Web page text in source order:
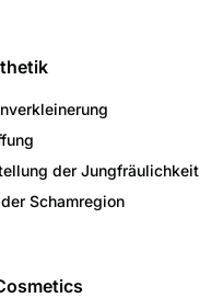
der Jungfräulichkeit
Schamregion